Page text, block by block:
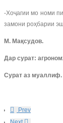
-Хоҷагии мо номи
замони роҳбарии
М. Мақсудов.
Дар сурат:
Сурат аз муаллиф.
Prev